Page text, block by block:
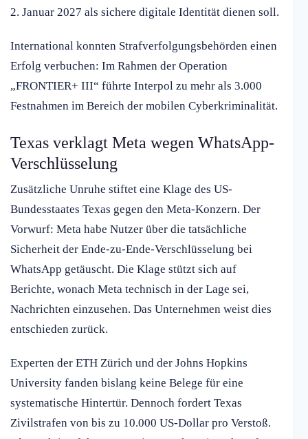
2. Januar 2027 als sichere digitale Identität dienen soll.
International konnten Strafverfolgungsbehörden einen
Erfolg verbuchen: Im Rahmen der Operation
„FRONTIER+ III“ führte Interpol zu mehr als 3.000
Festnahmen im Bereich der mobilen Cyberkriminalität.
Texas verklagt Meta wegen WhatsApp-
Verschlüsselung
Zusätzliche Unruhe stiftet eine Klage des US-
Bundesstaates Texas gegen den Meta-Konzern. Der
Vorwurf: Meta habe Nutzer über die tatsächliche
Sicherheit der Ende-zu-Ende-Verschlüsselung bei
WhatsApp getäuscht. Die Klage stützt sich auf
Berichte, wonach Meta technisch in der Lage sei,
Nachrichten einzusehen. Das Unternehmen weist dies
entschieden zurück.
Experten der ETH Zürich und der Johns Hopkins
University fanden bislang keine Belege für eine
systematische Hintertür. Dennoch fordert Texas
Zivilstrafen von bis zu 10.000 US-Dollar pro Verstoß.